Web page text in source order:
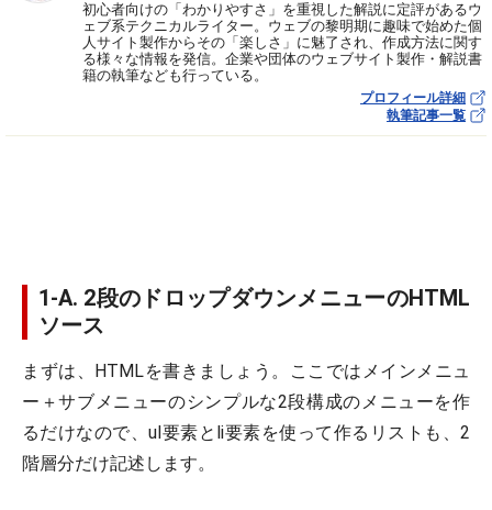
初心者向けの「わかりやすさ」を重視した解説に定評があるウ
ェブ系テクニカルライター。ウェブの黎明期に趣味で始めた個
人サイト製作からその「楽しさ」に魅了され、作成方法に関す
る様々な情報を発信。企業や団体のウェブサイト製作・解説書
籍の執筆なども行っている。
プロフィール詳細
執筆記事一覧
1-A. 2段のドロップダウンメニューのHTML
ソース
まずは、HTMLを書きましょう。ここではメインメニュ
ー＋サブメニューのシンプルな2段構成のメニューを作
るだけなので、ul要素とli要素を使って作るリストも、2
階層分だけ記述します。